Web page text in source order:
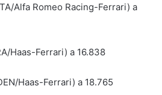
Alfa Romeo Racing-Ferrari) a
Haas-Ferrari) a 16.838
Haas-Ferrari) a 18.765